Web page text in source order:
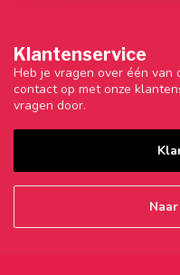
Klantenservice
Heb je vragen over één van
contact op met onze
vragen door.